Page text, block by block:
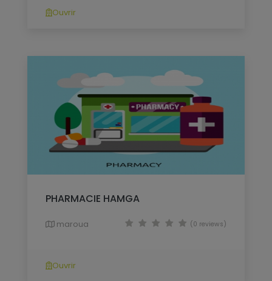
Ouvrir
PHARMACIE HAMGA
maroua (0 reviews)
Ouvrir